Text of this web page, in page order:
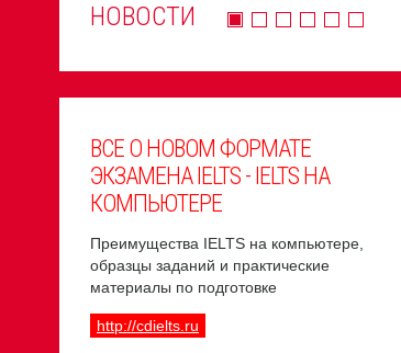
НОВОСТИ
ВСЕ О НОВОМ ФОРМАТЕ
ЭКЗАМЕНА IELTS - IELTS НА
КОМПЬЮТЕРЕ
Преимущества IELTS на компьютере,
образцы заданий и практические
материалы по подготовке
http://cdielts.ru